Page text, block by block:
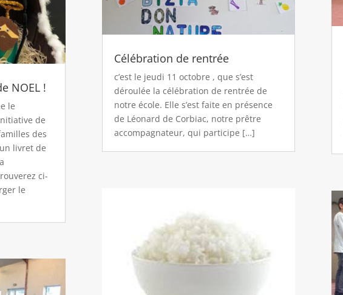
NOEL !
le
de
des
livret de
ci-
le
Célébration de rentrée
c’est le jeudi 11 octobre , que s’est
déroulée la célébration de rentrée de
notre école. Elle s’est faite en présence
de Léonard de Corbiac, notre prêtre
accompagnateur, qui participe […]